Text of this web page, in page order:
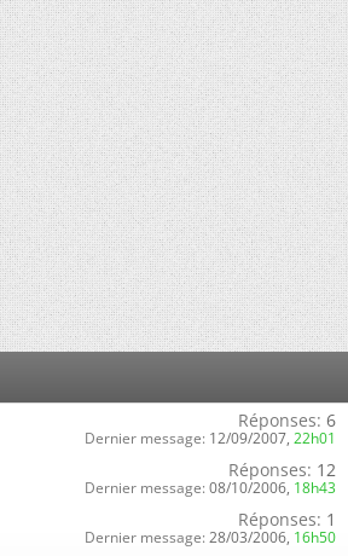
Réponses: 6
Dernier message: 12/09/2007, 22h01
Réponses: 12
Dernier message: 08/10/2006, 18h43
Réponses: 1
Dernier message: 28/03/2006, 16h50